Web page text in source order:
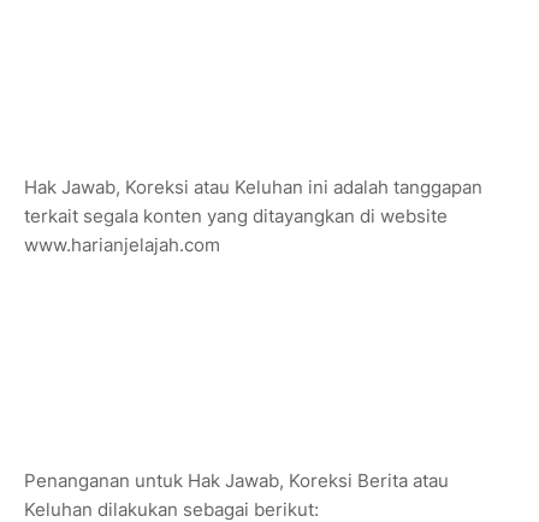
Hak Jawab, Koreksi atau Keluhan ini adalah tanggapan
terkait segala konten yang ditayangkan di website
www.harianjelajah.com
Penanganan untuk Hak Jawab, Koreksi Berita atau
Keluhan dilakukan sebagai berikut: